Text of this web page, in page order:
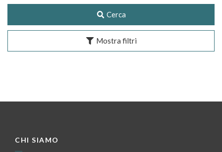
Cerca
Mostra filtri
CHI SIAMO